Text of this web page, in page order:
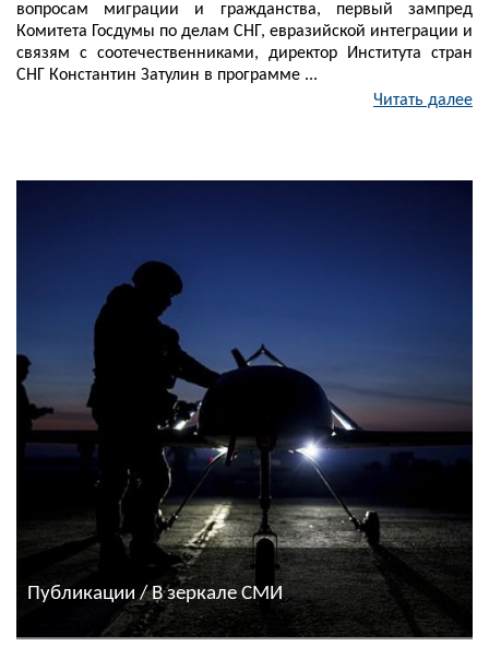
вопросам миграции и гражданства, первый зампред
Комитета Госдумы по делам СНГ, евразийской интеграции и
связям с соотечественниками, директор Института стран
СНГ Константин Затулин в программе ...
Читать далее
Публикации / В зеркале СМИ